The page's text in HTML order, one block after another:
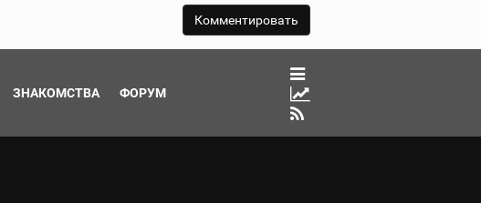
ЗНАКОМСТВА
ФОРУМ